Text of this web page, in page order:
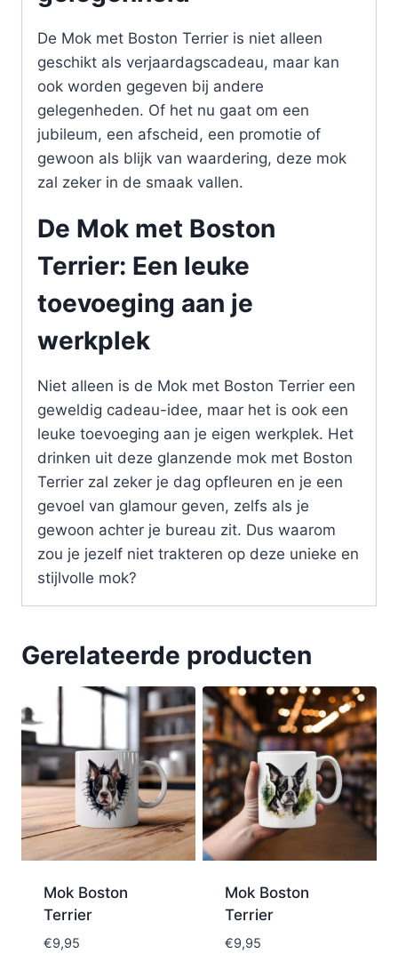
De Mok met Boston Terrier is niet alleen
geschikt als verjaardagscadeau, maar kan
ook worden gegeven bij andere
gelegenheden. Of het nu gaat om een
jubileum, een afscheid, een promotie of
gewoon als blijk van waardering, deze mok
zal zeker in de smaak vallen.
De Mok met Boston
Terrier: Een leuke
toevoeging aan je
werkplek
Niet alleen is de Mok met Boston Terrier een
geweldig cadeau-idee, maar het is ook een
leuke toevoeging aan je eigen werkplek. Het
drinken uit deze glanzende mok met Boston
Terrier zal zeker je dag opfleuren en je een
gevoel van glamour geven, zelfs als je
gewoon achter je bureau zit. Dus waarom
zou je jezelf niet trakteren op deze unieke en
stijlvolle mok?
Gerelateerde producten
Mok Boston
Terrier
€9,95
Mok Boston
Terrier
€9,95